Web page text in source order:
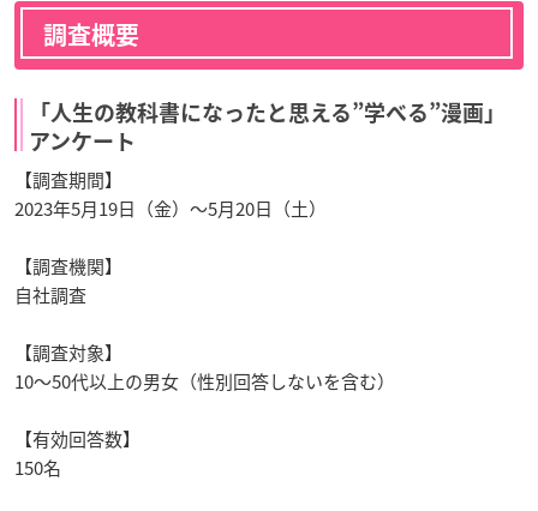
調査概要
「人生の教科書になったと思える”学べる”漫画」
アンケート
【調査期間】
2023年5月19日（金）〜5月20日（土）
【調査機関】
自社調査
【調査対象】
10～50代以上の男女（性別回答しないを含む）
【有効回答数】
150名